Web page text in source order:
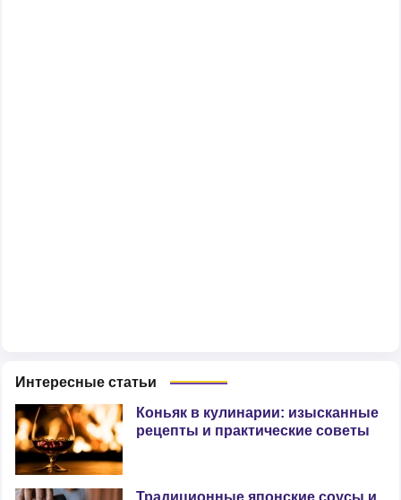
Интересные статьи
Коньяк в кулинарии: изысканные
рецепты и практические советы
Традиционные японские соусы и